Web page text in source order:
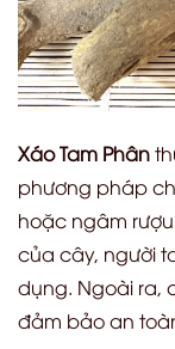
Xáo Tam Phân
phương pháp
hoặc ngâm
của cây, người
dụng. Ngoài ra,
đảm bảo an